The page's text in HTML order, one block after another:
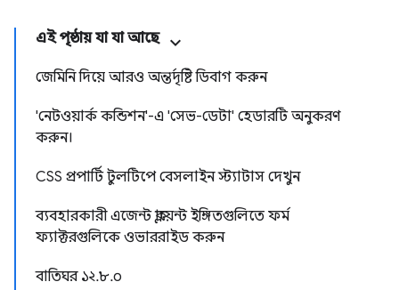
এই পৃষ্ঠায় যা যা আছে
জেমিনি দিয়ে আরও অন্তর্দৃষ্টি ডিবাগ করুন
'নেটওয়ার্ক কন্ডিশন'-এ 'সেভ-ডেটা' হেডারটি অনুকরণ
করুন।
CSS প্রপার্টি টুলটিপে বেসলাইন স্ট্যাটাস দেখুন
ব্যবহারকারী এজেন্ট ক্লায়েন্ট ইঙ্গিতগুলিতে ফর্ম
ফ্যাক্টরগুলিকে ওভাররাইড করুন
বাতিঘর ১২.৮.০